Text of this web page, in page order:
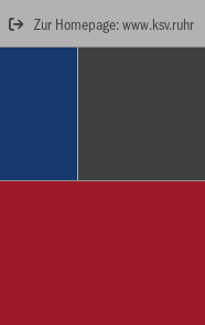
Zur Homepage: www.ksv.ruhr